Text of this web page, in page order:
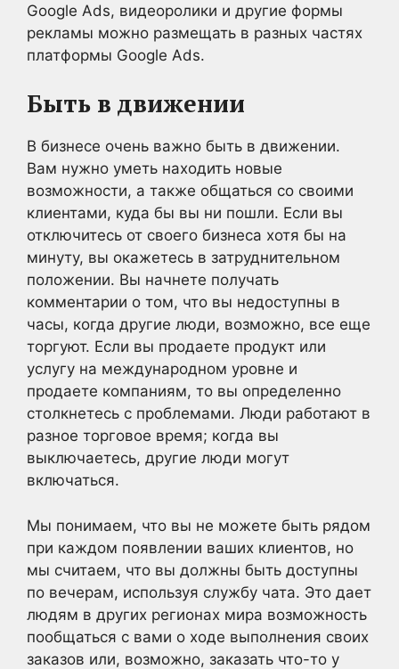
Google Ads, видеоролики и другие формы
рекламы можно размещать в разных частях
платформы Google Ads.
Быть в движении
В бизнесе очень важно быть в движении.
Вам нужно уметь находить новые
возможности, а также общаться со своими
клиентами, куда бы вы ни пошли. Если вы
отключитесь от своего бизнеса хотя бы на
минуту, вы окажетесь в затруднительном
положении. Вы начнете получать
комментарии о том, что вы недоступны в
часы, когда другие люди, возможно, все еще
торгуют. Если вы продаете продукт или
услугу на международном уровне и
продаете компаниям, то вы определенно
столкнетесь с проблемами. Люди работают в
разное торговое время; когда вы
выключаетесь, другие люди могут
включаться.
Мы понимаем, что вы не можете быть рядом
при каждом появлении ваших клиентов, но
мы считаем, что вы должны быть доступны
по вечерам, используя службу чата. Это дает
людям в других регионах мира возможность
пообщаться с вами о ходе выполнения своих
заказов или, возможно, заказать что-то у